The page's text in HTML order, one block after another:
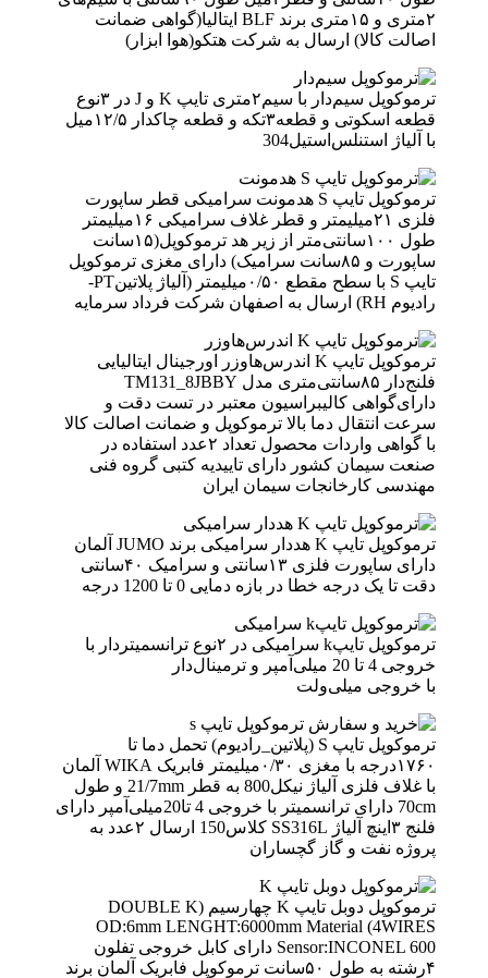
۲متری و ۱۵متری برند BLF ایتالیا(گواهی ضمانت
اصالت کالا) ارسال به شرکت هتکو(هوا ابزار)
ترموکوپل سیم‌دار با سیم۲متری تایپ K و J در ۳نوع
قطعه اسکوتی و قطعه۳تکه و قطعه چاکدار ۱۲/۵میل
با آلیاژ استنلس‌استیل304
ترموکوپل تایپ S هدمونت سرامیکی قطر ساپورت
فلزی ۲۱میلیمتر و قطر غلاف سرامیکی ۱۶میلیمتر
طول ۱۰۰سانتی‌متر از زیر هد ترموکوپل(۱۵سانت
ساپورت و ۸۵سانت سرامیک) دارای مغزی ترموکوپل
تایپ S با سطح مقطع ۰/۵۰میلیمتر (آلیاژ پلاتینPT-
رادیوم RH) ارسال به اصفهان شرکت فرداد سرمایه
ترموکوپل تایپ K اندرس‌هاوزر اورجینال ایتالیایی
فلنج‌دار ۸۵سانتی‌متری مدل TM131_8JBBY
دارای‌گواهی کالیبراسیون معتبر در تست دقت و
سرعت انتقال دما بالا ترموکوپل و ضمانت اصالت کالا
با گواهی واردات محصول تعداد ۲عدد استفاده در
صنعت سیمان کشور دارای تاییدیه کتبی گروه فنی
مهندسی کارخانجات سیمان ایران
ترموکوپل تایپ K هددار سرامیکی برند JUMO آلمان
دارای ساپورت فلزی ۱۳سانتی و سرامیک ۴۰سانتی
دقت تا یک درجه خطا در بازه‌ دمایی 0 تا 1200 درجه
ترموکوپل تایپk سرامیکی در ۲نوع ترانسمیتردار با
خروجی 4 تا 20 میلی‌آمپر و ترمینال‌دار
با خروجی میلی‌ولت
ترموکوپل تایپ S (پلاتین_رادیوم) تحمل دما تا
۱۷۶۰درجه با مغزی ۰/۳۰میلیمتر فابریک WIKA آلمان
با غلاف فلزی آلیاژ نیکل800 به قطر 21/7mm و طول
70cm دارای ترانسمیتر با خروجی 4 تا20میلی‌آمپر دارای
فلنج ۳اینچ آلیاژ SS316L کلاس150 ارسال ۲عدد به
پروژه نفت و گاز گچساران
ترموکوپل دوبل تایپ K چهارسیم (DOUBLE K
4WIRES) OD:6mm LENGHT:6000mm Material
Sensor:INCONEL 600 دارای کابل خروجی تفلون
۴رشته به طول ۵۰سانت ترموکوپل فابریک آلمان برند